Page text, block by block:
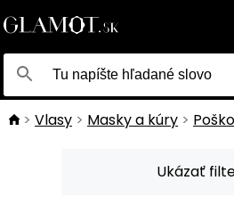
Vlasy Masky a kúry
Ukázať